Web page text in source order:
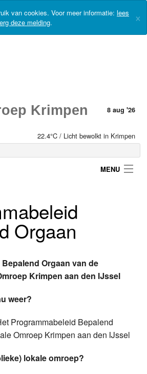
van cookies. Voor meer informatie: lees
deze melding. ×
Krimpen 8 aug '26
22.4°C / Licht bewolkt in Krimpen
MENU
Orgaan
Orgaan van de
Krimpen aan den IJssel
weer?
Programmabeleid Bepalend
Omroep Krimpen aan den IJssel
lokale omroep?